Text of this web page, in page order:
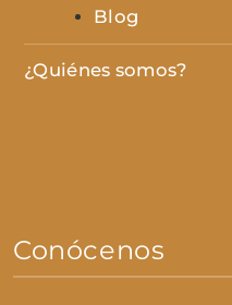
Blog
¿Quiénes somos?
Conócenos